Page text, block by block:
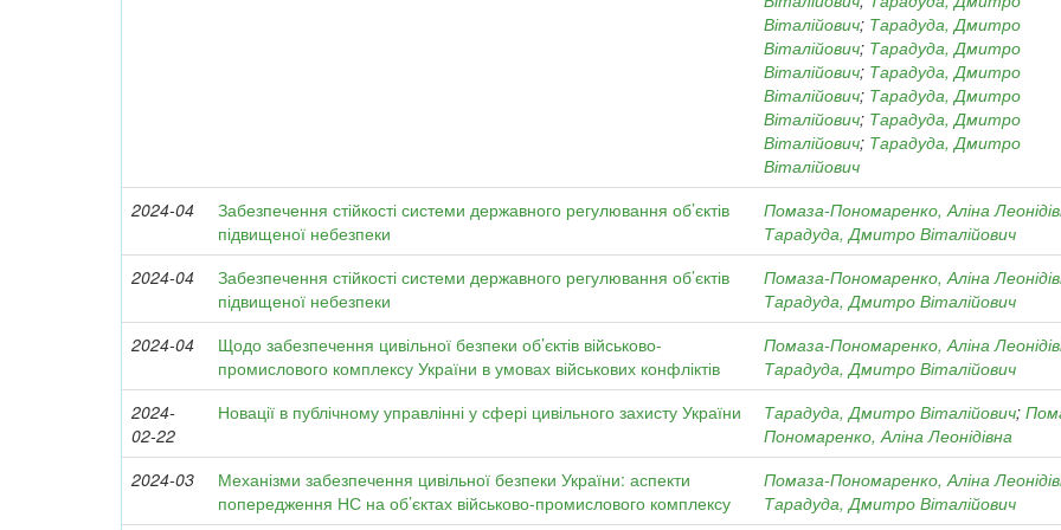
Віталійович; Тарадуда, Дмитро
Віталійович; Тарадуда, Дмитро
Віталійович; Тарадуда, Дмитро
Віталійович; Тарадуда, Дмитро
Віталійович; Тарадуда, Дмитро
Віталійович; Тарадуда, Дмитро
Віталійович
2024-04
Забезпечення стійкості системи державного регулювання об’єктів
підвищеної небезпеки
Помаза-Пономаренко, Аліна
Тарадуда, Дмитро Віталійович
2024-04
Забезпечення стійкості системи державного регулювання об’єктів
підвищеної небезпеки
Помаза-Пономаренко, Аліна
Тарадуда, Дмитро Віталійович
2024-04
Щодо забезпечення цивільної безпеки об’єктів військово-
промислового комплексу України в умовах військових конфліктів
Помаза-Пономаренко, Аліна
Тарадуда, Дмитро Віталійович
2024-
02-22
Новації в публічному управлінні у сфері цивільного захисту України Тарадуда, Дмитро Віталійович;
Пономаренко, Аліна Леонідівна
2024-03
Механізми забезпечення цивільної безпеки України: аспекти
попередження НС на об’єктах військово-промислового комплексу
Помаза-Пономаренко, Аліна
Тарадуда, Дмитро Віталійович